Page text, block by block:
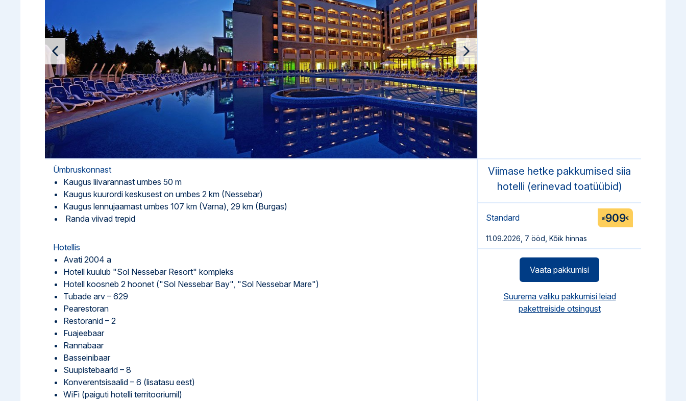
Reisija meelespea
Püsisoodustused
Boonuspunktid
Ettevõttest, kontaktid, reisikonsultandi teenus, tule tööle, uudised...
Ettevõttest
Kontaktid
Reisikonsultandi teenus
Tule tööle
Uudised
1 21
Ümbruskonnast
Kaugus liivarannast umbes 50 m
Kaugus kuurordi keskusest on umbes 2 km (Nessebar)
Kaugus lennujaamast umbes 107 km (Varna), 29 km (Burgas)
Randa viivad trepid
Hotellis
Avati 2004 a
Hotell kuulub "Sol Nessebar Resort" kompleks
Hotell koosneb 2 hoonet ("Sol Nessebar Bay", "Sol Nessebar Mare")
Tubade arv – 629
Pearestoran
Restoranid – 2
Fuajeebaar
Rannabaar
Basseinibaar
Suupistebaarid – 8
Konverentsisaalid – 6 (lisatasu eest)
WiFi (paiguti hotelli territooriumil)
Viimase hetke pakkumised siia
hotelli (erinevad toatüübid)
Standard al909€
11.09.2026, 7 ööd, Kõik hinnas
Vaata pakkumisi
Suurema valiku pakkumisi leiad
pakettreiside otsingust